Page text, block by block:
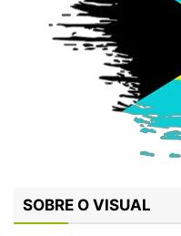
SOBRE O VISUAL